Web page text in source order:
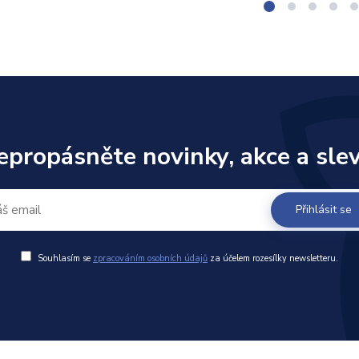
novinky, akce a
Přihlásit se
Souhlasím se zpracováním osobních údajů za účelem rozesílky newsletteru.